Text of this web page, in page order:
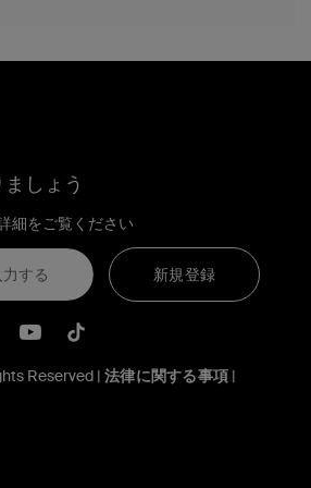
しょう
細をご覧ください
新規登録
Instagram
LinkedIn
Belkin Youtube
Belkin TikTok
Reserved |法律に関する事項 |